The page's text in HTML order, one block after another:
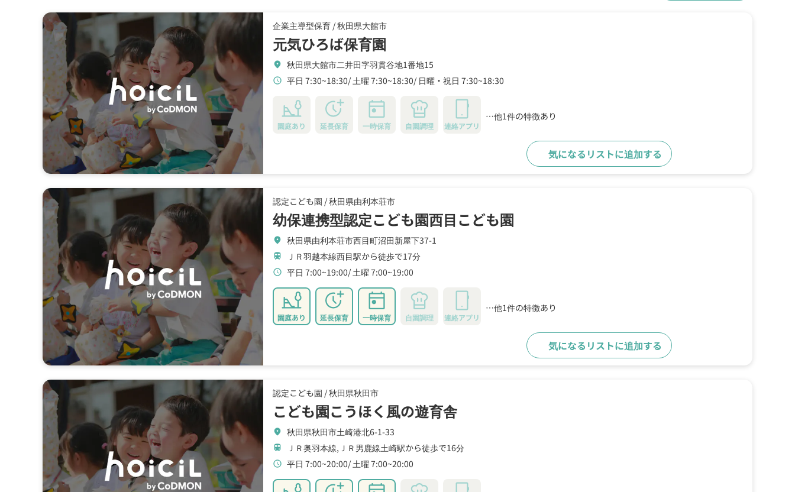
企業主導型保育 /秋田県大館市
元気ひろば保育園
location_on 秋田県大館市二井田字羽貫谷地1番地15
schedule 平日 7:30~18:30 土曜 7:30~18:30 日曜・祝日 7:30~18:30
園庭あり 延長保育 一時保育 自園調理 連絡アプリ
…他1件の特徴あり
気になるリストに追加する
認定こども園 /秋田県由利本荘市
幼保連携型認定こども園西目こども園
location_on 秋田県由利本荘市西目町沼田新屋下37-1
train ＪＲ羽越本線西目駅から徒歩で17分
schedule 平日 7:00~19:00 土曜 7:00~19:00
園庭あり 延長保育 一時保育 自園調理 連絡アプリ
…他1件の特徴あり
気になるリストに追加する
認定こども園 /秋田県秋田市
こども園こうほく風の遊育舎
location_on 秋田県秋田市土崎港北6-1-33
train ＪＲ奥羽本線,ＪＲ男鹿線土崎駅から徒歩で16分
schedule 平日 7:00~20:00 土曜 7:00~20:00